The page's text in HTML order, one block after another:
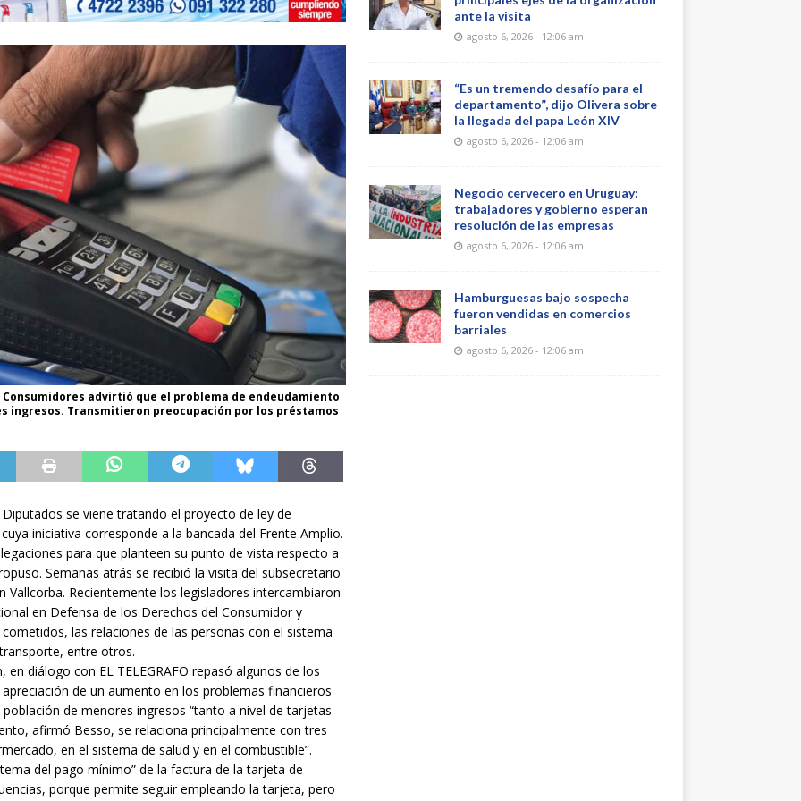
advirtió que el problema de endeudamiento
ingresos. Transmitieron preocupación por los préstamos
se viene tratando el proyecto de ley de
iniciativa corresponde a la bancada del Frente Amplio.
para que planteen su punto de vista respecto a
Semanas atrás se recibió la visita del subsecretario
Recientemente los legisladores intercambiaron
en Defensa de los Derechos del Consumidor y
las relaciones de las personas con el sistema
entre otros.
diálogo con EL TELEGRAFO repasó algunos de los
de un aumento en los problemas financieros
de menores ingresos “tanto a nivel de tarjetas
afirmó Besso, se relaciona principalmente con tres
en el sistema de salud y en el combustible”.
del pago mínimo” de la factura de la tarjeta de
porque permite seguir empleando la tarjeta, pero
ante la visita
agosto 6, 2026 - 12:06 am
“Es un tremendo desafío para el
departamento”, dijo Olivera sobre
la llegada del papa León XIV
agosto 6, 2026 - 12:06 am
Negocio cervecero en Uruguay:
trabajadores y gobierno esperan
resolución de las empresas
agosto 6, 2026 - 12:06 am
Hamburguesas bajo sospecha
fueron vendidas en comercios
barriales
agosto 6, 2026 - 12:06 am